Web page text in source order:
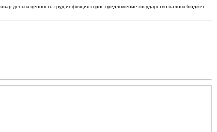
деньги ценность труд инфляция спрос предложение государство налоги бюджет